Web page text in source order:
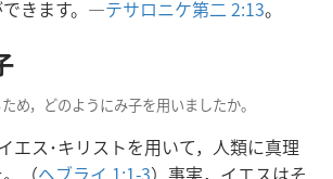
きます。―テサロニケ第二 2:13。
め，どのようにみ子を用いましたか。
エス･キリストを用いて，人類に真理
（ヘブライ 1:1-3）事実，イエスはそ